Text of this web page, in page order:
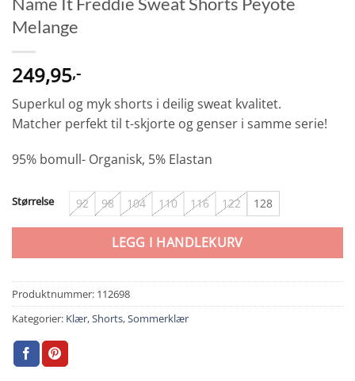
Melange
249,95,-
Superkul og myk shorts i deilig sweat kvalitet.
Matcher perfekt til t-skjorte og genser i samme serie!
95% bomull- Organisk, 5% Elastan
Størrelse 92 98 104 110 116 122 128
LEGG I HANDLEKURV
Produktnummer: 112698
Kategorier: Klær,Shorts,Sommerklær